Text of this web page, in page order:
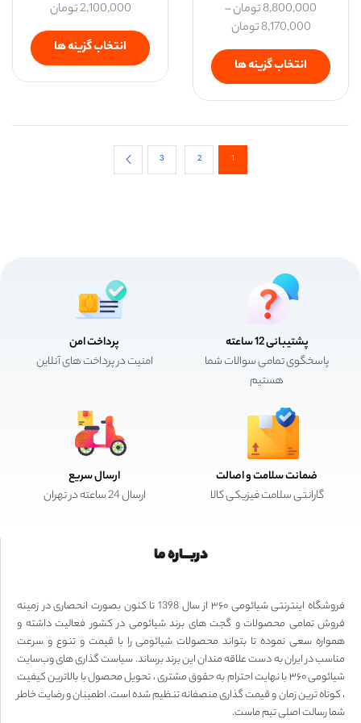
8,800,000تومان–
8,170,000تومان
انتخاب گزینه ها
2,100,000تومان
انتخاب گزینه ها
1
2
3
پشتیبانی 12 ساعته
پاسخگوی تمامی سوالات شما
هستیم
پرداخت امن
امنیت در پرداخت های آنلاین
ضمانت سلامت و اصالت
گارانتی سلامت فیزیکی کالا
ارسال سریع
ارسال 24 ساعته در تهران
دربـــاره ما
فروشگاه اینترنتی شیائومی ۳۶۰ از سال 1398 تا کنون بصورت انحصاری در زمینه
فروش تمامی محصولات و گجت های برند شیائومی در کشور فعالیت داشته و
همواره سعی نموده تا بتواند محصولات شیائومی را با قیمت و تنوع و سرعت
مناسب در ایران به دست علاقه مندان این برند برساند. سیاست گذاری های وب‌سایت
شیائومی ۳۶۰ با نهایت احترام به حقوق مشتری ، تحویل محصول با بالاترین کیفیت
، کوتاه ترین زمان و قیمت گذاری منصفانه تنظیم شده است. اطمینان و رضایت خاطر
شما رسالت اصلی تیم ماست.